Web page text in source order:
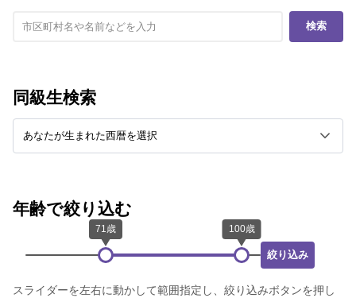
検索
同級生検索
年齢で絞り込む
絞り込み
スライダーを左右に動かして範囲指定し、絞り込みボタンを押し